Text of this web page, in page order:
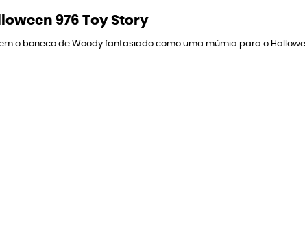
976 Toy Story
o boneco de Woody fantasiado como uma múmia para o